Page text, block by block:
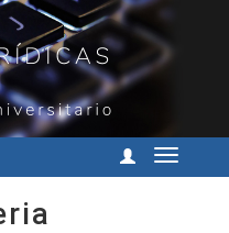
Cambiar